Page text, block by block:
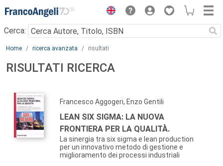
Menu
Cerca:
Main content
Home ricerca avanzata risultati
RISULTATI RICERCA
Francesco Aggogeri, Enzo Gentili
LEAN SIX SIGMA: LA NUOVA
FRONTIERA PER LA QUALITÀ.
La sinergia tra six sigma e lean production
per un innovativo metodo di gestione e
miglioramento dei processi industriali